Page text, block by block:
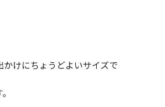
けにちょうどよいサイズで